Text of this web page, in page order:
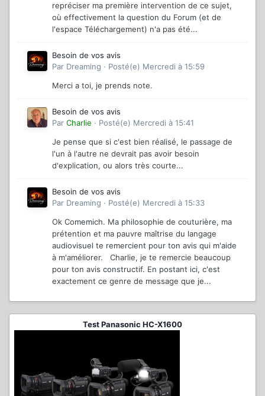
repréciser ma première intervention de ce sujet,
où effectivement la question du Forum (et de
l'espace Téléchargement) n'a pas été...
Besoin de vos avis
Par Dreaming · Posté(e) Mercredi à 15:59
Merci a toi, je prends note.
Besoin de vos avis
Par Charlie · Posté(e) Mercredi à 15:41
Je pense que si c'est bien réalisé, le passage de
l'un à l'autre ne devrait pas avoir besoin
d'explication, ou alors très courte...
Besoin de vos avis
Par Dreaming · Posté(e) Mercredi à 15:33
Ok Comemich. Ma philosophie de couturière, ma
prétention et ma pauvre maîtrise du langage
audiovisuel te remercient pour ton avis qui m'aide
à m'améliorer. Charlie, je te remercie beaucoup
pour ton avis constructif. En postant ici, c'est
exactement ce genre de message que je...
Test Panasonic HC-X1600